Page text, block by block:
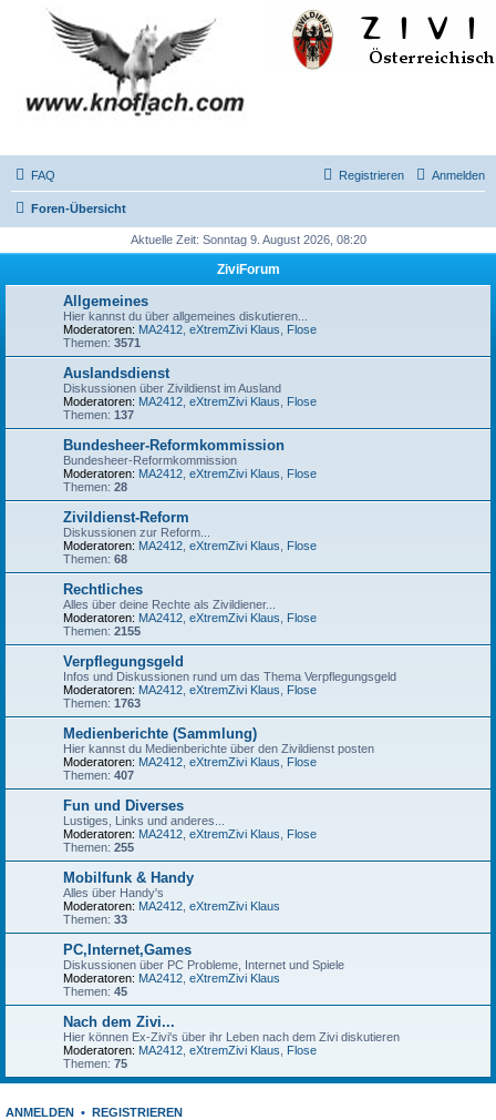
FAQ Anmelden
Registrieren
Foren-Übersicht
Aktuelle Zeit: Sonntag 9. August 2026, 08:20
ZiviForum
Allgemeines
Hier kannst du über allgemeines diskutieren...
Moderatoren: MA2412 eXtremZivi Klaus
Flose
Themen: 3571
Auslandsdienst
Diskussionen über Zivildienst im Ausland
Moderatoren: MA2412 eXtremZivi Klaus
Flose
Themen: 137
Bundesheer-Reformkommission
Bundesheer-Reformkommission
Moderatoren: MA2412 eXtremZivi Klaus
Flose
Themen: 28
Zivildienst-Reform
Diskussionen zur Reform...
Moderatoren: MA2412 eXtremZivi Klaus
Flose
Themen: 68
Rechtliches
Alles über deine Rechte als Zivildiener...
Moderatoren: MA2412 eXtremZivi Klaus
Flose
Themen: 2155
Verpflegungsgeld
Infos und Diskussionen rund um das Thema Verpflegungsgeld
Moderatoren: MA2412 eXtremZivi Klaus
Flose
Themen: 1763
Medienberichte (Sammlung)
Hier kannst du Medienberichte über den Zivildienst posten
Moderatoren: MA2412 eXtremZivi Klaus
Flose
Themen: 407
Fun und Diverses
Lustiges, Links und anderes...
Moderatoren: MA2412 eXtremZivi Klaus
Flose
Themen: 255
Mobilfunk & Handy
Alles über Handy's
Moderatoren: MA2412 eXtremZivi Klaus
Themen: 33
PC,Internet,Games
Diskussionen über PC Probleme, Internet und Spiele
Moderatoren: MA2412 eXtremZivi Klaus
Themen: 45
Nach dem Zivi...
Hier können Ex-Zivi's über ihr Leben nach dem Zivi diskutieren
Moderatoren: MA2412 eXtremZivi Klaus
Flose
Themen: 75
ANMELDEN • REGISTRIEREN